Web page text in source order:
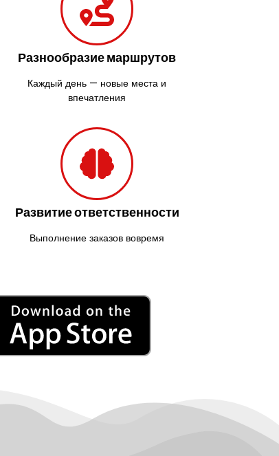
Разнообразие маршрутов
Каждый день — новые места и
впечатления
Развитие ответственности
Выполнение заказов вовремя